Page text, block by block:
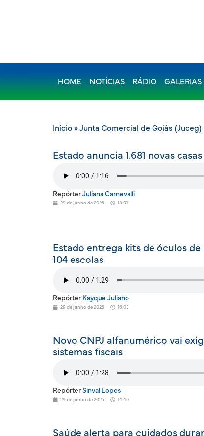
HOME NOTÍCIAS RÁDIO GALERIAS
Início »Junta Comercial de Goiás (Juceg)
Estado anuncia 1.681 novas
Repórter Juliana Carnevalli
29 de junho de 2026 18:01
Estado entrega kits de óculos
104 escolas
Repórter Kayque Juliano
29 de junho de 2026 16:03
Novo CNPJ alfanumérico vai
sistemas fiscais
Repórter Sinval Lopes
29 de junho de 2026 14:40
Saúde alerta para cuidados